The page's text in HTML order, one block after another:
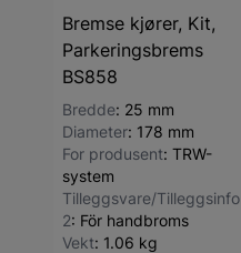
Bremse kjører, Kit,
Parkeringsbrems
BS858
Bredde: 25 mm
Diameter: 178 mm
For produsent: TRW-
system
Tilleggsvare/Tilleggsinfo
2: För handbroms
Vekt: 1.06 kg